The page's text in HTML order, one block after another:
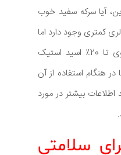
آیا سرکه سفید خوب
کمتری وجود دارد اما
سرکه خانگی ممکن است حاوی تا 20٪ اسید استیک
هنگام استفاده از آن
اطلاعات بیشتر در مورد
سلامتی